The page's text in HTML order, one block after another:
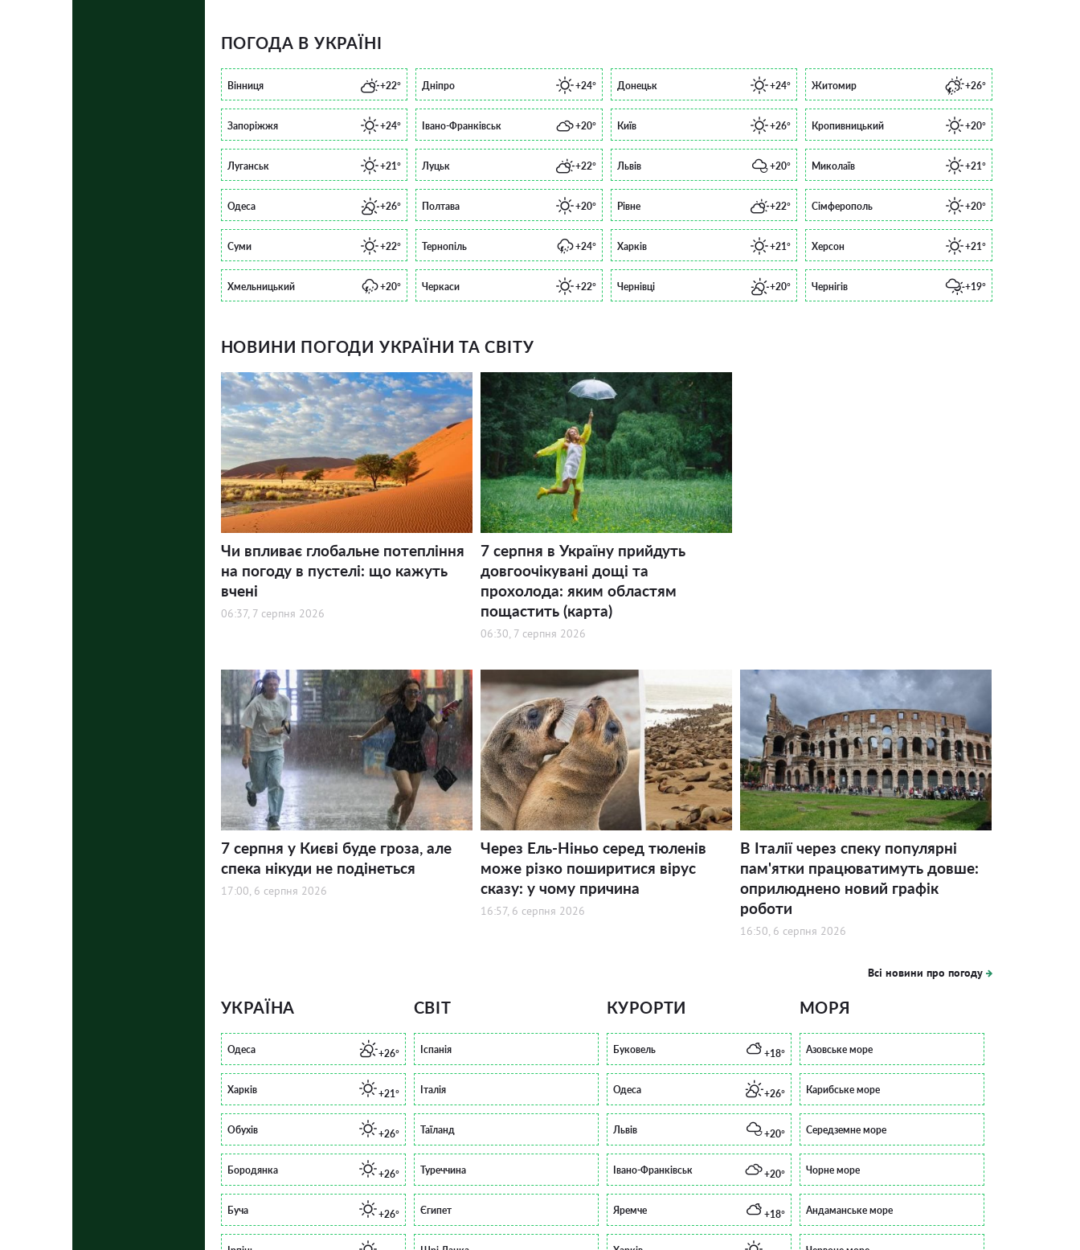
ПОГОДА В УКРАЇНІ
Вінниця +22° Дніпро +24° Донецьк +24° Житомир +26°
Запоріжжя +24° Івано-Франківськ +20° Київ +26° Кропивницький +20°
Луганськ +21° Луцьк +22° Львів +20° Миколаїв +21°
Одеса +26° Полтава +20° Рівне +22° Сімферополь +20°
Суми +22° Тернопіль +24° Харків +21° Херсон +21°
Хмельницький +20° Черкаси +22° Чернівці +20° Чернігів +19°
НОВИНИ ПОГОДИ УКРАЇНИ ТА СВІТУ
Чи впливає глобальне потепління
на погоду в пустелі: що кажуть
вчені
06:37, 7 серпня 2026
7 серпня в Україну прийдуть
довгоочікувані дощі та
прохолода: яким областям
пощастить (карта)
06:30, 7 серпня 2026
7 серпня у Києві буде гроза, але
спека нікуди не подінеться
17:00, 6 серпня 2026
Через Ель-Ніньо серед тюленів
може різко поширитися вірус
сказу: у чому причина
16:57, 6 серпня 2026
В Італії через спеку популярні
пам'ятки працюватимуть довше:
оприлюднено новий графік
роботи
16:50, 6 серпня 2026
Всі новини про погоду
УКРАЇНА
Одеса +26°
Харків +21°
Обухів +26°
Бородянка +26°
Буча +26°
СВІТ
Іспанія
Італія
Таїланд
Туреччина
Єгипет
КУРОРТИ
Буковель +18°
Одеса +26°
Львів +20°
Івано-Франківськ +20°
Яремче +18°
МОРЯ
Азовське море
Карибське море
Середземне море
Чорне море
Андаманське море